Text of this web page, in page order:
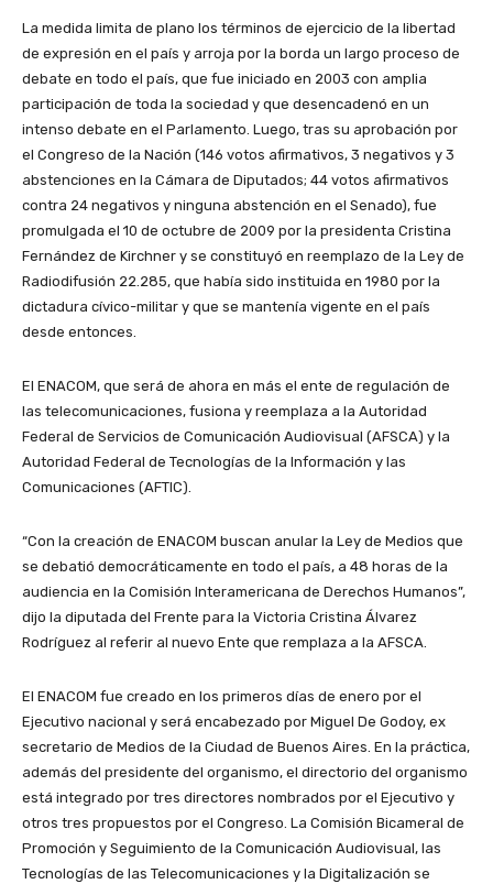
La medida limita de plano los términos de ejercicio de la libertad
de expresión en el país y arroja por la borda un largo proceso de
debate en todo el país, que fue iniciado en 2003 con amplia
participación de toda la sociedad y que desencadenó en un
intenso debate en el Parlamento. Luego, tras su aprobación por
el Congreso de la Nación (146 votos afirmativos, 3 negativos y 3
abstenciones en la Cámara de Diputados; 44 votos afirmativos
contra 24 negativos y ninguna abstención en el Senado), fue
promulgada el 10 de octubre de 2009 por la presidenta Cristina
Fernández de Kirchner y se constituyó en reemplazo de la Ley de
Radiodifusión 22.285, que había sido instituida en 1980 por la
dictadura cívico-militar y que se mantenía vigente en el país
desde entonces.
El ENACOM, que será de ahora en más el ente de regulación de
las telecomunicaciones, fusiona y reemplaza a la Autoridad
Federal de Servicios de Comunicación Audiovisual (AFSCA) y la
Autoridad Federal de Tecnologías de la Información y las
Comunicaciones (AFTIC).
“Con la creación de ENACOM buscan anular la Ley de Medios que
se debatió democráticamente en todo el país, a 48 horas de la
audiencia en la Comisión Interamericana de Derechos Humanos”,
dijo la diputada del Frente para la Victoria Cristina Álvarez
Rodríguez al referir al nuevo Ente que remplaza a la AFSCA.
El ENACOM fue creado en los primeros días de enero por el
Ejecutivo nacional y será encabezado por Miguel De Godoy, ex
secretario de Medios de la Ciudad de Buenos Aires. En la práctica,
además del presidente del organismo, el directorio del organismo
está integrado por tres directores nombrados por el Ejecutivo y
otros tres propuestos por el Congreso. La Comisión Bicameral de
Promoción y Seguimiento de la Comunicación Audiovisual, las
Tecnologías de las Telecomunicaciones y la Digitalización se